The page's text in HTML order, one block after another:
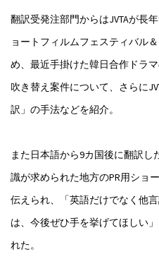
翻訳受発注部門からはJVTAが長
ョートフィルムフェスティバル
め、最近手掛けた韓日合作ドラ
吹き替え案件について、さらに
訳」の手法などを紹介。
また日本語から9カ国後に翻訳
識が求められた地方のPR用ショ
伝えられ、「英語だけでなく他
は、今後ぜひ手を挙げてほしい
れた。